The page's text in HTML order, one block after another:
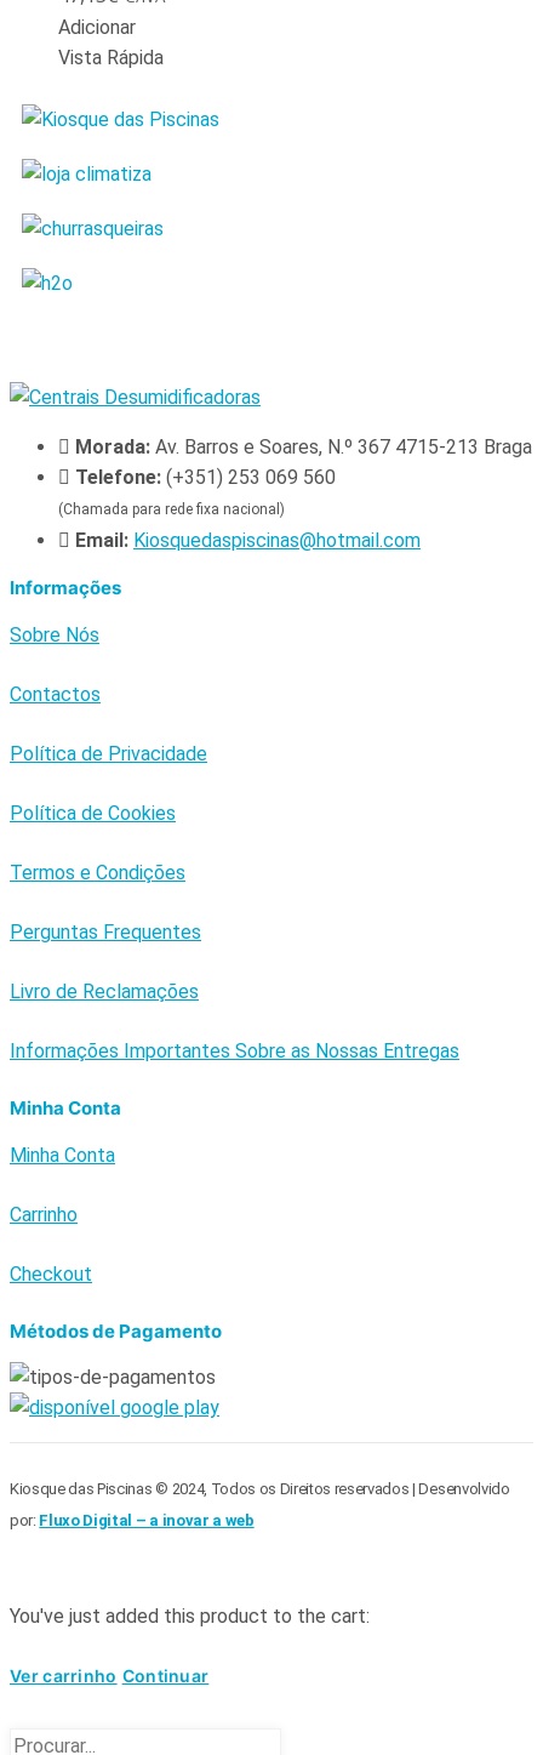
Adicionar
Vista Rápida
Morada: Av. Barros e Soares, N.º 367 4715-213 Braga
Telefone: (+351) 253 069 560
(Chamada para rede fixa nacional)
Email: Kiosquedaspiscinas@hotmail.com
Informações
Sobre Nós
Contactos
Política de Privacidade
Política de Cookies
Termos e Condições
Perguntas Frequentes
Livro de Reclamações
Informações Importantes Sobre as Nossas Entregas
Minha Conta
Minha Conta
Carrinho
Checkout
Métodos de Pagamento
Kiosque das Piscinas © 2024, Todos os Direitos reservados | Desenvolvido
por: Fluxo Digital – a inovar a web
You've just added this product to the cart:
Ver carrinho Continuar